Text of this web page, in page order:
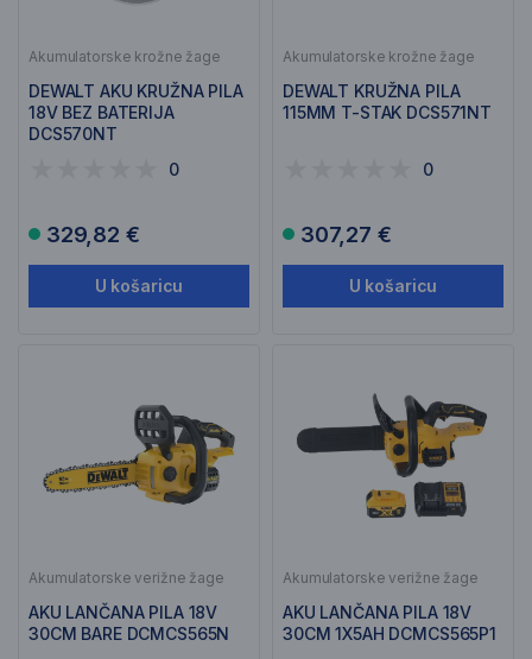
Akumulatorske krožne žage
DEWALT AKU KRUŽNA PILA
18V BEZ BATERIJA
DCS570NT
0
329,82 €
U košaricu
Akumulatorske krožne žage
DEWALT KRUŽNA PILA
115MM T-STAK DCS571NT
0
307,27 €
U košaricu
Akumulatorske verižne žage
AKU LANČANA PILA 18V
30CM BARE DCMCS565N
Akumulatorske verižne žage
AKU LANČANA PILA 18V
30CM 1X5AH DCMCS565P1